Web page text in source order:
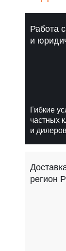
Гибкие
частных
и дилеров
Работа
и
регион